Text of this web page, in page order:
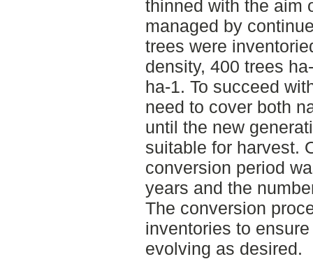
thinned with the aim
managed by
trees were
density, 400 trees
ha-1. To succeed
need to cover both
until the new
suitable for harvest.
conversion period
years and the
The conversion
inventories to
evolving as desired.